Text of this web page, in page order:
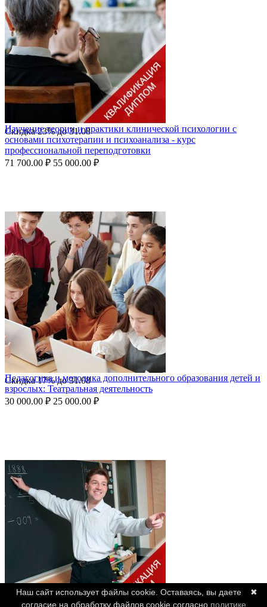
Скидка23%до31.08
Изучение теории и практики клинической психологии с
основами психотерапии и психоанализа - курс
профессиональной переподготовки
71 700.00 ₽ 55 000.00 ₽
Скидка17%до31.08
Педагогика и методика дополнительного образования детей и
взрослых: Театральная деятельность
30 000.00 ₽ 25 000.00 ₽
✖
Наш сайт использует файлы cookie. Оставаясь, вы даете
согласие на обработку файлов cookie согласно политике